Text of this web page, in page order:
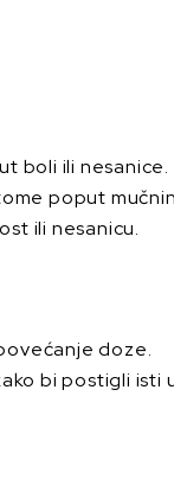
boli ili nesanice.
poput
ili nesanicu.
doze.
bi postigli isti